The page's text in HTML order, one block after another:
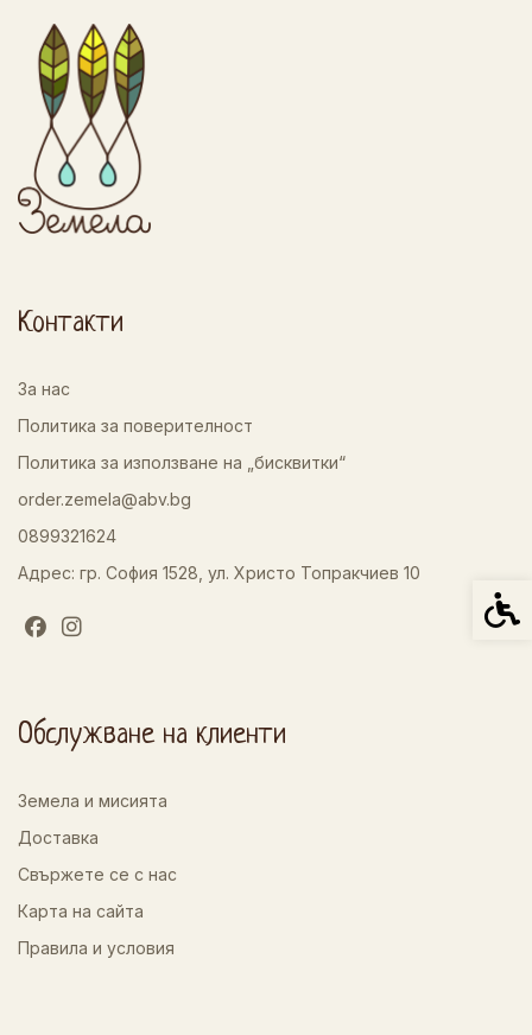
Контакти
За нас
Политика за поверителност
Политика за използване на „бисквитки“
order.zemela@abv.bg
0899321624
Адрес: гр. София 1528, ул. Христо Топракчиев 10
Обслужване на клиенти
Земела и мисията
Доставка
Свържете се с нас
Карта на сайта
Правила и условия